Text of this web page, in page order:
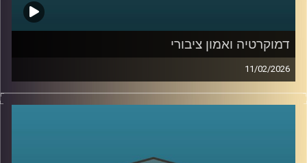
דמוקרטיה ואמון ציבורי
11/02/2026
היום אנחנו נוגעים באחת השאלות הכי בוערות בדמוקרטיה, מה
זה בעצם אמון ציבורי, למה הוא כל כך חיוני לתפקוד של מדינה,